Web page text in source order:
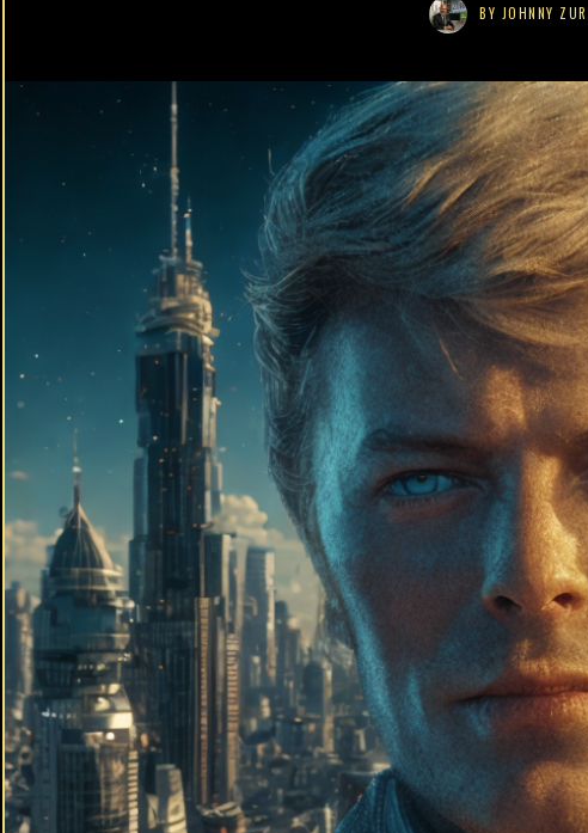
BY JOHNNY